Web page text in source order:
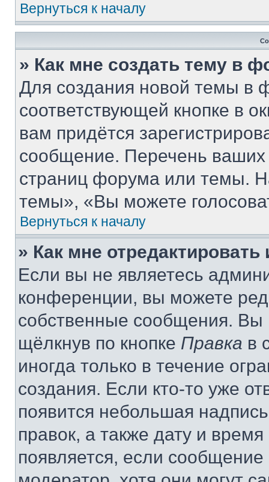
Вернуться к началу
» Как мне создать тему в
Для создания новой темы в
соответствующей кнопке в
вам придётся
сообщение. Перечень ваших
страниц форума или темы.
темы», «Вы можете
Вернуться к началу
» Как мне
Если вы не являетесь
конференции, вы можете
собственные сообщения. Вы
щёлкнув по кнопке Правка в
иногда только в течение
создания. Если кто-то уже
появится небольшая
правок, а также дату и
появляется, если